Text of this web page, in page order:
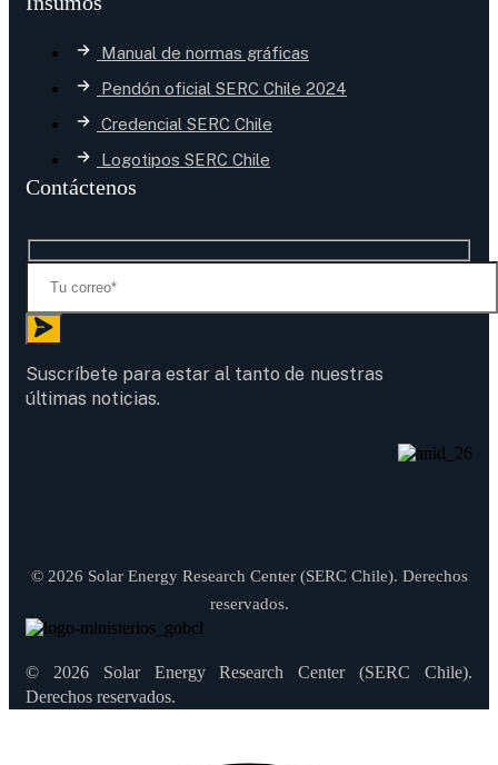
Manual de normas gráficas
Pendón oficial SERC Chile 2024
Credencial SERC Chile
Logotipos SERC Chile
Contáctenos
Suscríbete para estar al tanto de nuestras
últimas noticias.
© 2026 Solar Energy Research Center (SERC Chile). Derechos
reservados.
© 2026 Solar Energy Research Center (SERC Chile).
Derechos reservados.